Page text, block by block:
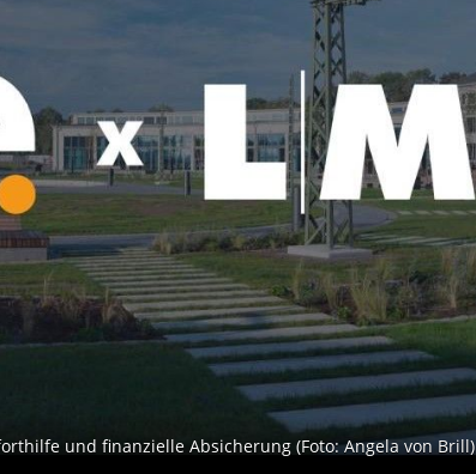
und finanzielle Absicherung (Foto: Angela von Brill)